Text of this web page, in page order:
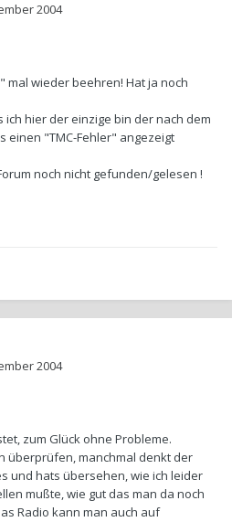
2004
mal wieder beehren! Hat ja noch
ich hier der einzige bin der nach dem
einen "TMC-Fehler" angezeigt
noch nicht gefunden/gelesen !
2004
zum Glück ohne Probleme.
überprüfen, manchmal denkt der
und hats übersehen, wie ich leider
mußte, wie gut das man da noch
Radio kann man auch auf